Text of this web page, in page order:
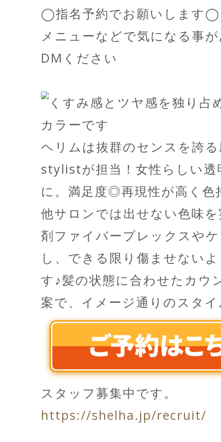
◯指名予約でお願いします◯
メニューなどで気になる事
DMください️
ヘリムは抜群のセンスを誇
stylistが担当！女性らしい透
に。満足度◎再現性が高く色
他サロンでは出せない色味
剤ファイバープレックスや
し、できる限り傷ませない
す♪髪の状態に合わせたカウ
案で、イメージ通りのスタ
スタッフ募集中です。
https://shelha.jp/recruit/